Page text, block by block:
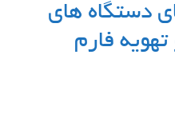
دستگاه های
فارم